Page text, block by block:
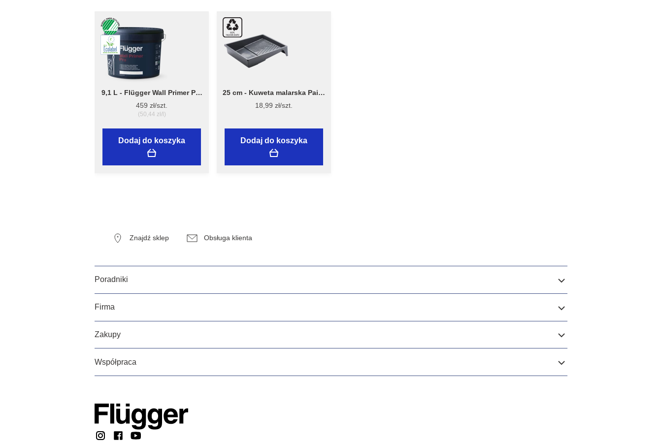
9,1 L - Flügger Wall Primer Pro
- grubopowłokowy grunt,
tworzący matową
powierzchnię
459 zł/szt.
(50,44 zł/l)
Dodaj do koszyka
25 cm - Kuweta malarska Paint
Tray 7040 - Stiwex Flügger
18,99 zł/szt.
Dodaj do koszyka
Znajdź sklep Obsługa klienta
Poradniki
Firma
Zakupy
Współpraca